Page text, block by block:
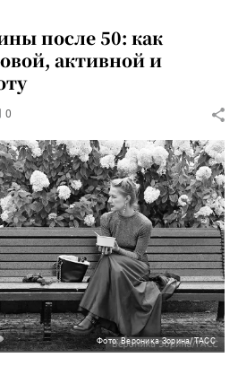
после 50: как
активной и
0
Фото: Вероника Зорина/ТАСС